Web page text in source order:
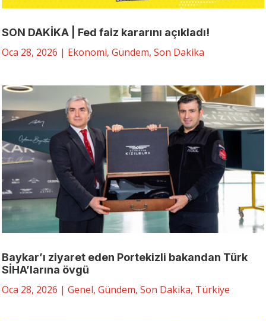
SON DAKİKA | Fed faiz kararını açıkladı!
Oca 28, 2026 | Ekonomi, Gündem, Son Dakika
Baykar’ı ziyaret eden Portekizli bakandan Türk
SİHA’larına övgü
Oca 28, 2026 | Genel, Gündem, Son Dakika, Türkiye